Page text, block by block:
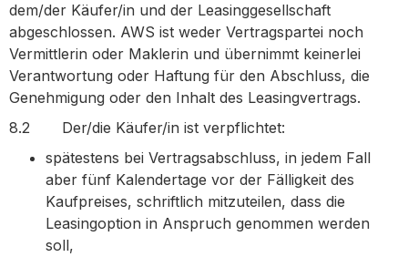
dem/der Käufer/in und der Leasinggesellschaft
abgeschlossen. AWS ist weder Vertragspartei noch
Vermittlerin oder Maklerin und übernimmt keinerlei
Verantwortung oder Haftung für den Abschluss, die
Genehmigung oder den Inhalt des Leasingvertrags.
8.2 Der/die Käufer/in ist verpflichtet:
spätestens bei Vertragsabschluss, in jedem Fall
aber fünf Kalendertage vor der Fälligkeit des
Kaufpreises, schriftlich mitzuteilen, dass die
Leasingoption in Anspruch genommen werden
soll,